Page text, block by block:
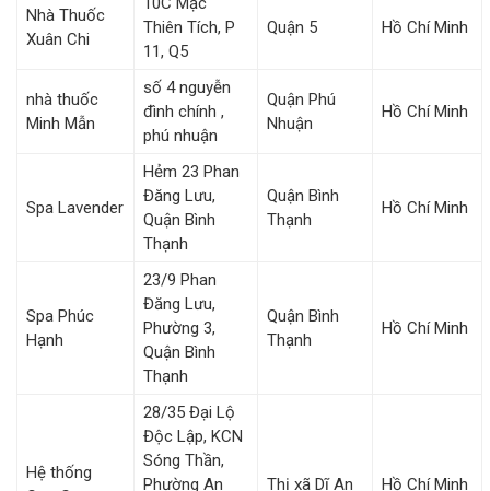
Nhà Thuốc
Xuân Chi
Thiên Tích, P
11, Q5
Quận 5 Hồ Chí Minh
nhà thuốc
Minh Mẫn
số 4 nguyễn
đình chính ,
phú nhuận
Quận Phú
Nhuận
Hồ Chí Minh
Spa Lavender
Hẻm 23 Phan
Đăng Lưu,
Quận Bình
Thạnh
Quận Bình
Thạnh
Hồ Chí Minh
Spa Phúc
Hạnh
23/9 Phan
Đăng Lưu,
Phường 3,
Quận Bình
Thạnh
Quận Bình
Thạnh
Hồ Chí Minh
Hệ thống
28/35 Đại Lộ
Độc Lập, KCN
Sóng Thần,
Phường An
Thị xã Dĩ An Hồ Chí Minh